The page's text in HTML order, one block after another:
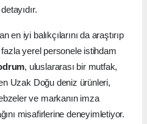
en iyi balıkçılarını da araştırıp
yerel personele istihdam
, uluslararası bir mutfak,
Uzak Doğu deniz ürünleri,
ve markanın imza
misafirlerine deneyimletiyor.